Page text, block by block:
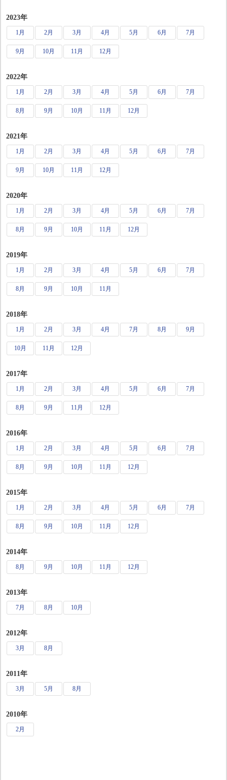
2023年
1月 2月 3月 4月 5月 6月 7月
9月 10月 11月 12月
2022年
1月 2月 3月 4月 5月 6月 7月
8月 9月 10月 11月 12月
2021年
1月 2月 3月 4月 5月 6月 7月
9月 10月 11月 12月
2020年
1月 2月 3月 4月 5月 6月 7月
8月 9月 10月 11月 12月
2019年
1月 2月 3月 4月 5月 6月 7月
8月 9月 10月 11月
2018年
1月 2月 3月 4月 7月 8月 9月
10月 11月 12月
2017年
1月 2月 3月 4月 5月 6月 7月
8月 9月 11月 12月
2016年
1月 2月 3月 4月 5月 6月 7月
8月 9月 10月 11月 12月
2015年
1月 2月 3月 4月 5月 6月 7月
8月 9月 10月 11月 12月
2014年
8月 9月 10月 11月 12月
2013年
7月 8月 10月
2012年
3月 8月
2011年
3月 5月 8月
2010年
2月